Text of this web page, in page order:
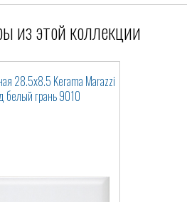
из этой коллекции
28.5x8.5 Kerama Marazzi
белый грань 9010